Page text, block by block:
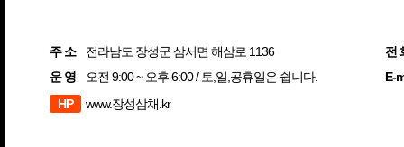
주 소
전라남도 장성군 삼서면 해삼로 1136
운 영
오전 9:00 ~ 오후 6:00 / 토,일,공휴일은 쉽니다.
HP
www.장성삼채.kr
전
E-